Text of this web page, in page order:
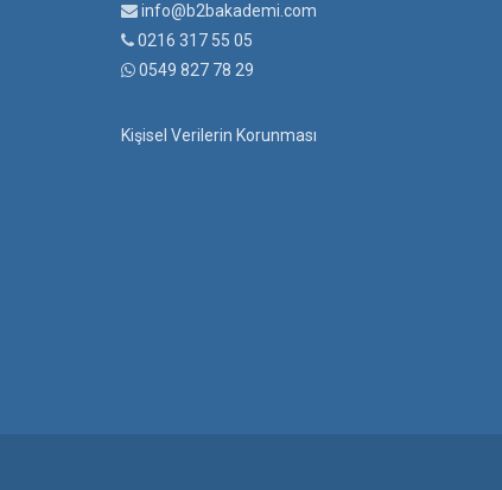
info@b2bakademi.com
0216 317 55 05
0549 827 78 29
Kişisel Verilerin Korunması